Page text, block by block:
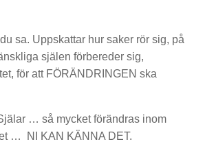
sa. Uppskattar hur saker rör sig, på
själen förbereder sig,
för att FÖRÄNDRINGEN ska
… så mycket förändras inom
… NI KAN KÄNNA DET.